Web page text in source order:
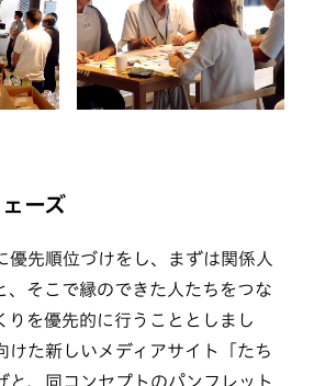
ーズ
優先順位づけをし、まずは関係人
、そこで縁のできた人たちをつな
りを優先的に行うこととしまし
けた新しいメディアサイト「たち
と、同コンセプトのパンフレット